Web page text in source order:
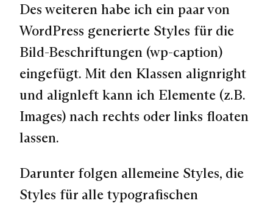
Des weiteren habe ich ein paar von
WordPress generierte Styles für die
Bild-Beschriftungen (wp-caption)
eingefügt. Mit den Klassen alignright
und alignleft kann ich Elemente (z.B.
Images) nach rechts oder links floaten
lassen.
Darunter folgen allemeine Styles, die
Styles für alle typografischen